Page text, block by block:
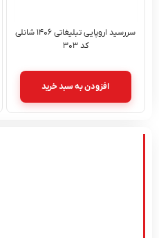
سررسید اروپایی تبلیغاتی ۱۴۰۶ شانلی
کد ۳۰۳
افزودن به سبد خرید